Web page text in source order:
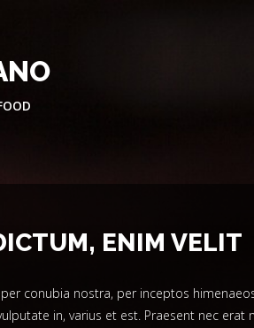
ENIM VELIT
conubia nostra, per inceptos
in, varius et est. Praesent nec erat